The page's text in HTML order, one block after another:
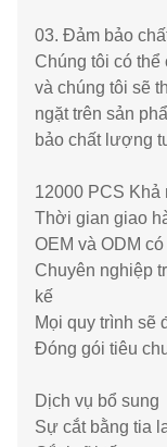
03. Đảm bảo
Chúng tôi có
và chúng tôi sẽ
ngặt trên sản
bảo chất lượng
12000 PCS Khả
Thời gian giao
OEM và ODM có
Chuyên nghiệp
kế
Mọi quy trình sẽ
Đóng gói tiêu
Dịch vụ bổ sung
Sự cắt bằng tia